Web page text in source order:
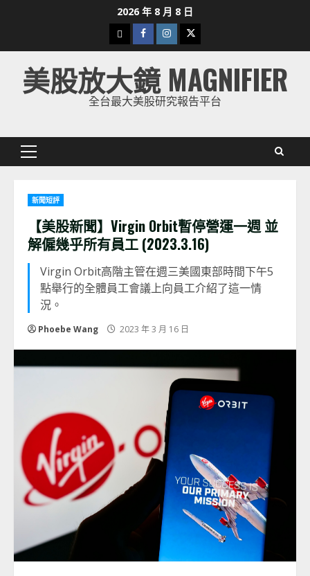
2026 年 8 月 8 日
下
載
美
股
Facebook
Instagram
Twitter
美股放大鏡 MAGNIFIER
全台最大美股研究報告平台
Primary
新聞短評
【美股新聞】Virgin Orbit暫停營運一週 並
解僱幾乎所有員工 (2023.3.16)
Virgin Orbit高階主管在週三美國東部時間下午5
點舉行的全體員工會議上向員工介紹了這一情
況。
Phoebe Wang 2023 年 3 月 16 日